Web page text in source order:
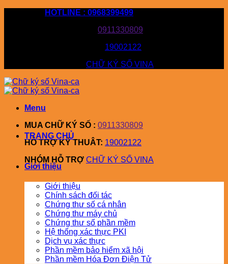
HOTLINE : 0968399499
0911330809
19002122
CHỮ KÝ SỐ VINA
Menu
MUA CHỮ KÝ SỐ : 0911330809
HỖ TRỢ KỸ THUÂT: 19002122
NHÓM HỖ TRỢ CHỮ KÝ SỐ VINA
TRANG CHỦ
Giới thiệu
Giới thiệu
Chính sách đối tác
Chứng thư số cá nhân
Chứng thư máy chủ
Chứng thư số phần mềm
Hệ thống xác thực PKI
Dịch vụ xác thực
Phần mềm bảo hiểm xã hội
Phần mềm Hóa Đơn Điện Tử